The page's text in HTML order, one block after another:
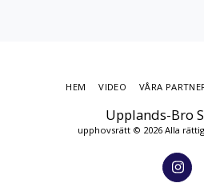
Upplands-Bro
upphovsrätt © 2026 Alla
HEM VIDEO VÅRA